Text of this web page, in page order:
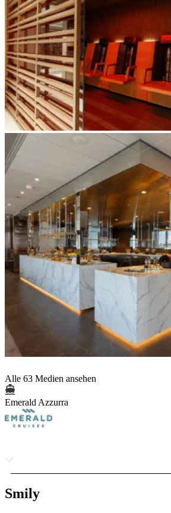
Alle 63 Medien ansehen
Emerald Azzurra
Smily